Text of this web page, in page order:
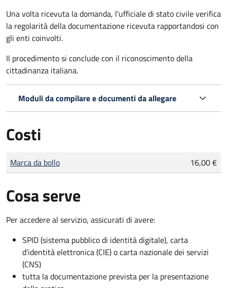
Una volta ricevuta la domanda, l'ufficiale di stato civile verifica
la regolarità della documentazione ricevuta rapportandosi con
gli enti coinvolti.
Il procedimento si conclude con il riconoscimento della
cittadinanza italiana.
Moduli da compilare e documenti da allegare
Costi
Tipo di pagamento
Importo
Marca da bollo 16,00 €
Cosa serve
Per accedere al servizio, assicurati di avere:
SPID (sistema pubblico di identità digitale), carta
d’identità elettronica (CIE) o carta nazionale dei servizi
(CNS)
tutta la documentazione prevista per la presentazione